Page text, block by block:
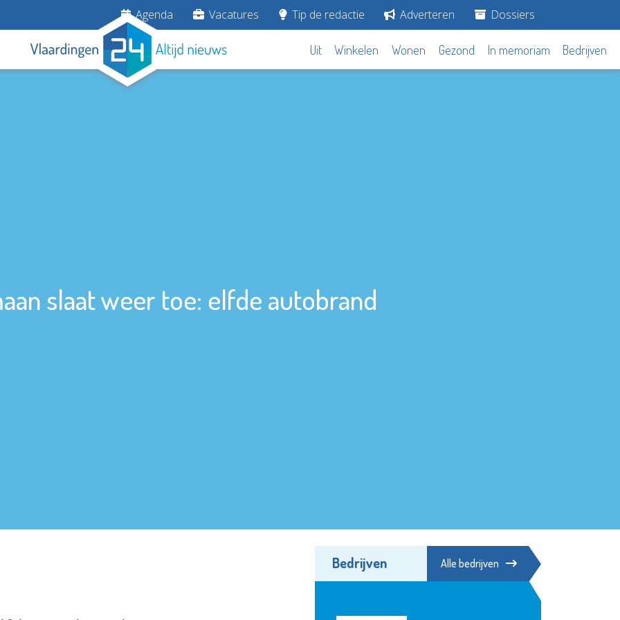
Agenda Vacatures Tip de redactie Adverteren Dossiers
Uit Winkelen Wonen Gezond In memoriam Bedrijven
slaat weer toe: elfde autobrand
Bedrijven Alle bedrijven